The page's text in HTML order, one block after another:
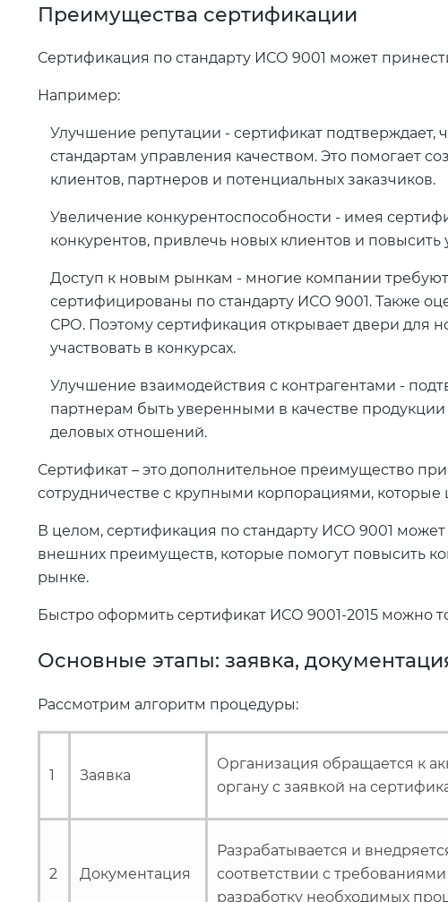
Преимущества сертификации
Сертификация по стандарту ИСО 9001 может
Например:
Улучшение репутации - сертификат подтверждает,
стандартам управления качеством. Это помогает
клиентов, партнеров и потенциальных заказчиков.
Увеличение конкурентоспособности - имея
конкурентов, привлечь новых клиентов и
Доступ к новым рынкам - многие компании
сертифицированы по стандарту ИСО 9001. Также
СРО. Поэтому сертификация открывает двери для
участвовать в конкурсах.
Улучшение взаимодействия с контрагентами -
партнерам быть уверенными в качестве продукции
деловых отношений.
Сертификат – это дополнительное преимущество
сотрудничестве с крупными корпорациями, которые
В целом, сертификация по стандарту ИСО 9001
внешних преимуществ, которые помогут повысить
рынке.
Быстро оформить сертификат ИСО 9001-2015 можно
Основные этапы: заявка,
Рассмотрим алгоритм процедуры:
1 Заявка
Организация обращается к
органу с заявкой на
2 Документация
Разрабатывается и
соответствии с
разработку необходимых